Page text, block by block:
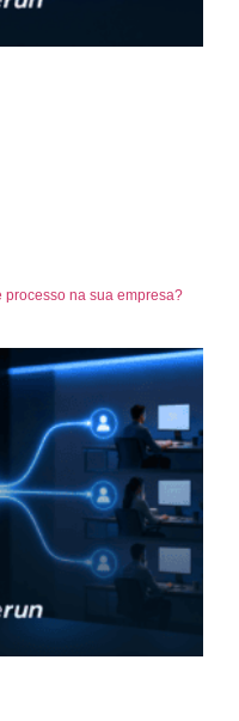
processo na sua empresa?